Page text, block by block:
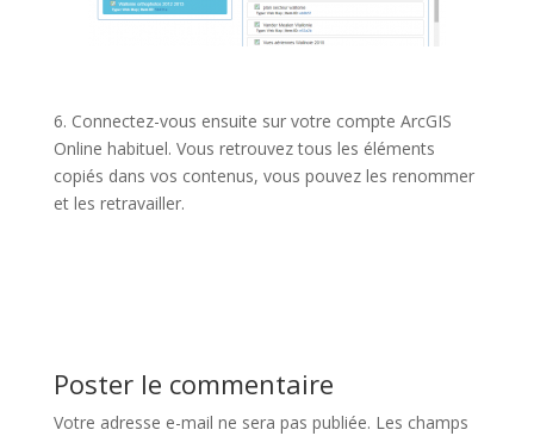
6. Connectez-vous ensuite sur votre compte ArcGIS
Online habituel. Vous retrouvez tous les éléments
copiés dans vos contenus, vous pouvez les renommer
et les retravailler.
Poster le commentaire
Votre adresse e-mail ne sera pas publiée. Les champs